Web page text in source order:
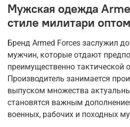
Мужская одежда
стиле милитари
Бренд Armed Forces заслужил
мужчин, которые отдают
преимущественно тактической
Производитель занимается
выпуском множества
становятся важным
военных, рабочих и походных